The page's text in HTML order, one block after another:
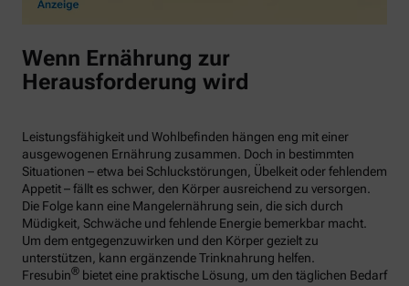
Wenn Ernährung zur
Herausforderung wird
Leistungsfähigkeit und Wohlbefinden hängen eng mit einer
ausgewogenen Ernährung zusammen. Doch in bestimmten
Situationen – etwa bei Schluckstörungen, Übelkeit oder fehlendem
Appetit – fällt es schwer, den Körper ausreichend zu versorgen.
Die Folge kann eine Mangelernährung sein, die sich durch
Müdigkeit, Schwäche und fehlende Energie bemerkbar macht.
Um dem entgegenzuwirken und den Körper gezielt zu
unterstützen, kann ergänzende Trinknahrung helfen.
Fresubin® bietet eine praktische Lösung, um den täglichen Bedarf